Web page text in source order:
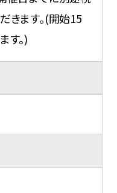
きます。(開始15
す。)